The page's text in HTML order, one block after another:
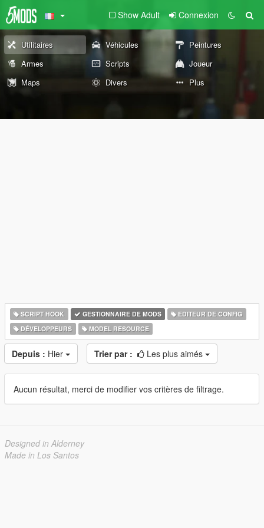
Show Adult Connexion
Utilitaires Véhicules
Peintures
Armes
Scripts
Joueur
Maps
Divers Plus
SCRIPT HOOK GESTIONNAIRE DE MODS
EDITEUR DE CONFIG
DÉVELOPPEURS
MODEL RESOURCE
Depuis : Hier Trier par : Les plus aimés
Aucun résultat, merci de modifier vos critères de filtrage.
Designed in Alderney
Made in Los Santos